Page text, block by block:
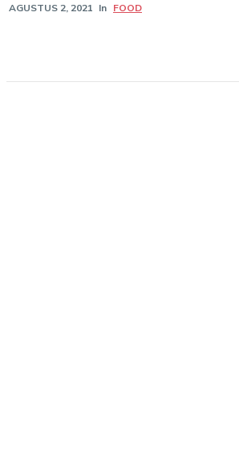
AGUSTUS 2, 2021 In FOOD